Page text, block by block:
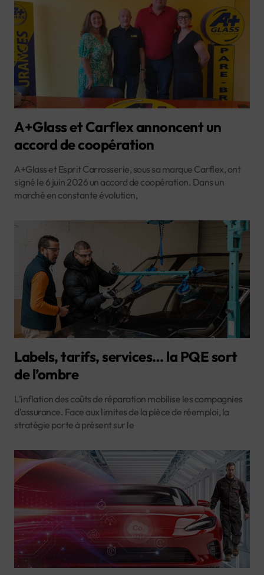
A+Glass et Carflex annoncent un
accord de coopération
A+Glass et Esprit Carrosserie, sous sa marque Carflex, ont
signé le 6 juin 2026 un accord de coopération. Dans un
marché en constante évolution,
Labels, tarifs, services… la PQE sort
de l’ombre
L’inflation des coûts de réparation mobilise les compagnies
d’assurance. Face aux limites de la pièce de réemploi, la
stratégie porte à présent sur le